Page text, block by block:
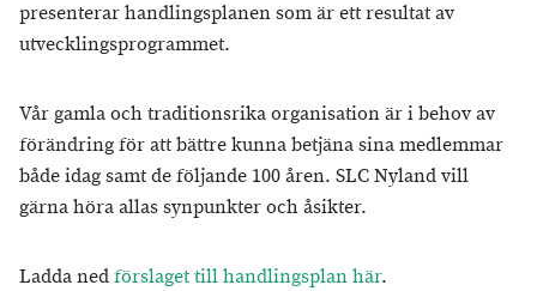
presenterar handlingsplanen som är ett resultat av
utvecklingsprogrammet.
Vår gamla och traditionsrika organisation är i behov av
förändring för att bättre kunna betjäna sina medlemmar
både idag samt de följande 100 åren. SLC Nyland vill
gärna höra allas synpunkter och åsikter.
Ladda nedförslaget till handlingsplan här.